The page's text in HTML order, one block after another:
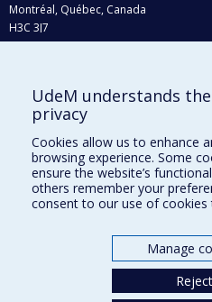
Montréal, Québec, Canada
H3C 3J7
Who does what?
Find us
Site map
Accessibility
UdeM understands
privacy
Cookies allow us to enhance
browsing experience. Some
ensure the website’s
others remember your
consent to our use of cookies
Manage